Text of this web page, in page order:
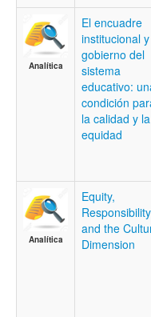
Analítica
El encuadre
institucional
gobierno del
sistema
educativo:
condición
la calidad y la
equidad
Analítica
Equity,
Responsibility
and the
Dimension